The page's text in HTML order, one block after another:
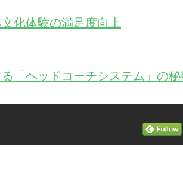
化体験の満足度向上
「ヘッドコーチシステム」の秘